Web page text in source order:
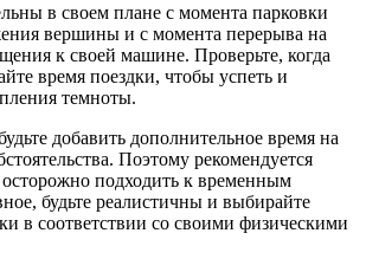
в своем плане с момента парковки
вершины и с момента перерыва на
к своей машине. Проверьте, когда
время поездки, чтобы успеть и
темноты.
добавить дополнительное время на
Поэтому рекомендуется
подходить к временным
будьте реалистичны и выбирайте
в соответствии со своими физическими